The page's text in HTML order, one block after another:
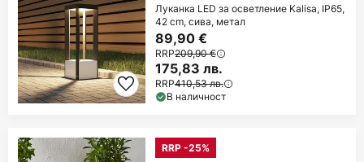
Луканка LED за осветление Kalisa, IP65,
42 cm, сива, метал
89,90 €
RRP209,90 €
175,83 лв.
RRP410,53 лв.
В наличност
RRP -25%